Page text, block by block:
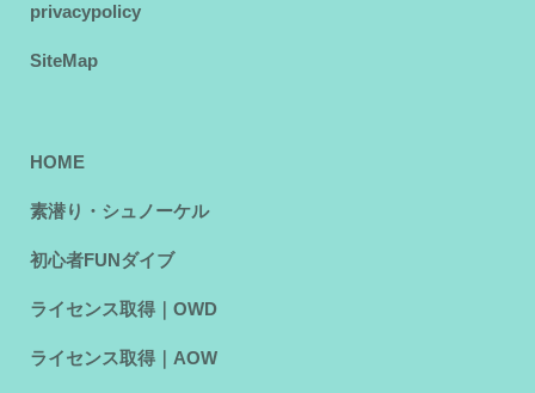
privacypolicy
SiteMap
HOME
素潜り・シュノーケル
初心者FUNダイブ
ライセンス取得｜OWD
ライセンス取得｜AOW